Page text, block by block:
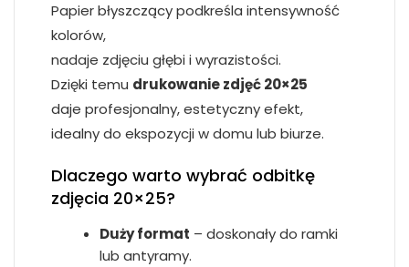
Papier błyszczący podkreśla intensywność
kolorów,
nadaje zdjęciu głębi i wyrazistości.
Dzięki temu drukowanie zdjęć 20×25
daje profesjonalny, estetyczny efekt,
idealny do ekspozycji w domu lub biurze.
Dlaczego warto wybrać odbitkę
zdjęcia 20×25?
Duży format – doskonały do ramki
lub antyramy.